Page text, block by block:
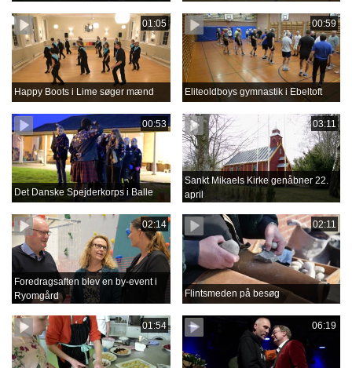
01:05
Happy Boots i Lime søger mænd
00:59
Eliteoldboys gymnastik i Ebeltoft
00:53
Det Danske Spejderkorps i Balle
03:11
Sankt Mikaels Kirke genåbner 22.
april
02:14
Foredragsaften blev en by-event i
Ryomgård
02:11
Flintsmeden på besøg
01:54 06:19